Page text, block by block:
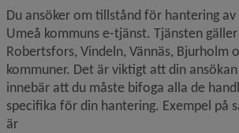
Du ansöker om tillstånd för hantering
Umeå kommuns e-tjänst. Tjänsten
Robertsfors, Vindeln, Vännäs, Bjurholm
kommuner. Det är viktigt att din
innebär att du måste bifoga alla de
specifika för din hantering. Exempel på
är